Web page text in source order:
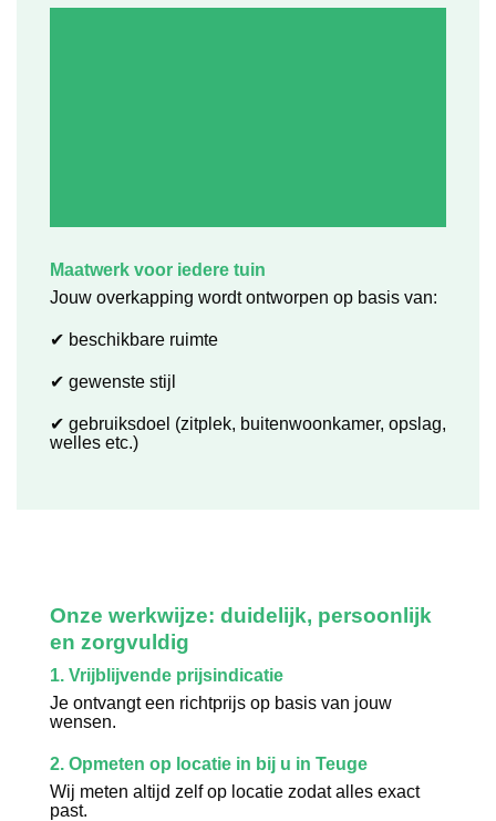
Maatwerk voor iedere tuin
Jouw overkapping wordt ontworpen op basis van:
✔ beschikbare ruimte
✔ gewenste stijl
✔ gebruiksdoel (zitplek, buitenwoonkamer, opslag,
welles etc.)
Onze werkwijze: duidelijk, persoonlijk
en zorgvuldig
1. Vrijblijvende prijsindicatie
Je ontvangt een richtprijs op basis van jouw
wensen.
2. Opmeten op locatie in bij u in Teuge
Wij meten altijd zelf op locatie zodat alles exact
past.